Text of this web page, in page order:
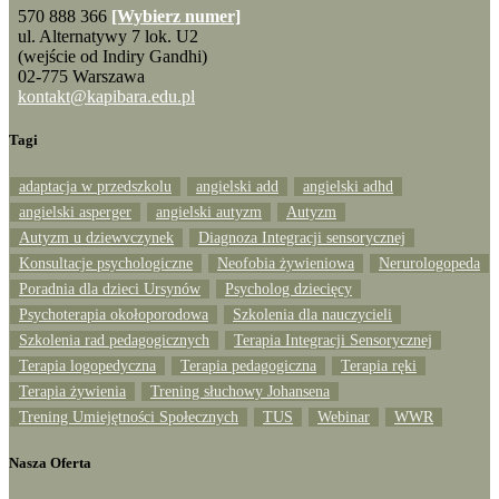
570 888 366 [Wybierz numer]
ul. Alternatywy 7 lok. U2
(wejście od Indiry Gandhi)
02-775 Warszawa
kontakt@kapibara.edu.pl
Tagi
adaptacja w przedszkolu angielski add
angielski adhd
angielski asperger
angielski autyzm
Autyzm
Autyzm u dziewvczynek
Diagnoza Integracji sensorycznej
Konsultacje psychologiczne
Neofobia żywieniowa
Nerurologopeda
Poradnia dla dzieci Ursynów
Psycholog dziecięcy
Psychoterapia okołoporodowa
Szkolenia dla nauczycieli
Szkolenia rad pedagogicznych
Terapia Integracji Sensorycznej
Terapia logopedyczna
Terapia pedagogiczna
Terapia ręki
Terapia żywienia
Trening słuchowy Johansena
Trening Umiejętności Społecznych
TUS Webinar WWR
Nasza Oferta